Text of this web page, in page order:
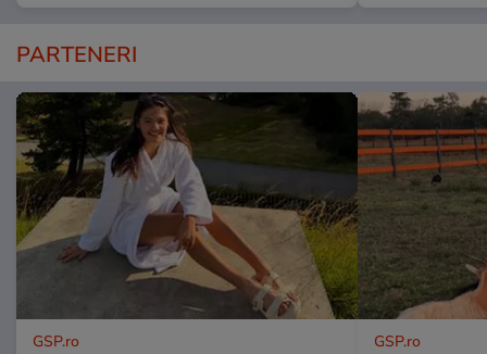
PARTENERI
GSP.ro GSP.ro